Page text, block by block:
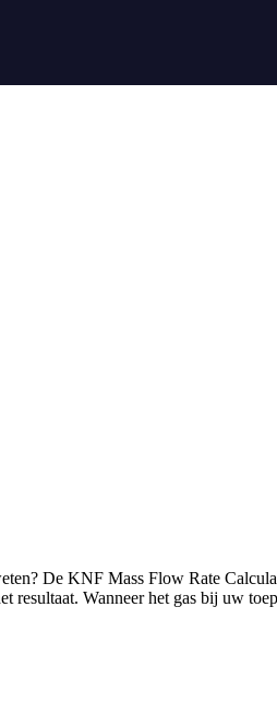
De KNF Mass Flow Rate
Wanneer het gas bij uw